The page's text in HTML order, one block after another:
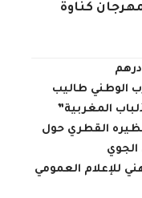
افتتاح الدورة الـ 25 لمهرجان كناوة
العالم 2030: المدرب الوطني طاليب
المغربية”
القطري حول
للإعلام العمومي